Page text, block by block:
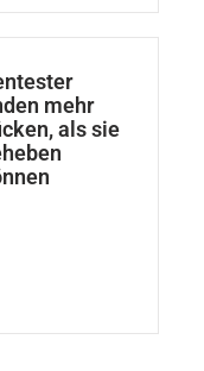
mehr
als sie